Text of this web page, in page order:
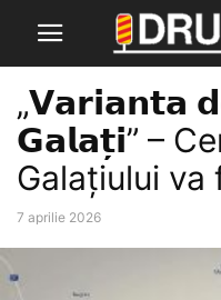
„𝗩𝗮𝗿𝗶𝗮𝗻𝘁𝗮
𝗚𝗮𝗹𝗮𝘁̦𝗶” –
Galațiului
7 aprilie 2026